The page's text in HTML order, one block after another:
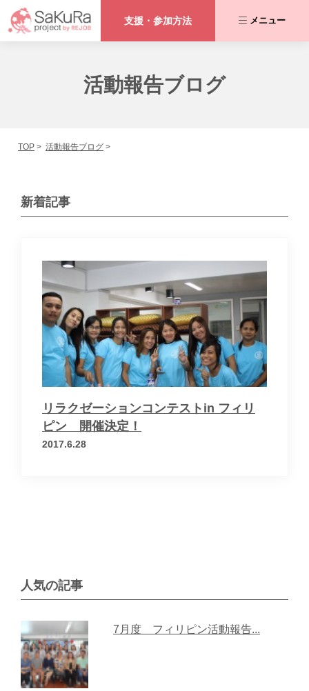
支援・参加方法 メニュー
活動内容
協力者の皆さま
支援・参加方法
お問い合わせ
運営会社
活動報告ブログ
TOP 活動報告ブログ
新着記事
リラクゼーションコンテストin フィリ
ピン 開催決定！
2017.6.28
人気の記事
7月度 フィリピン活動報告...